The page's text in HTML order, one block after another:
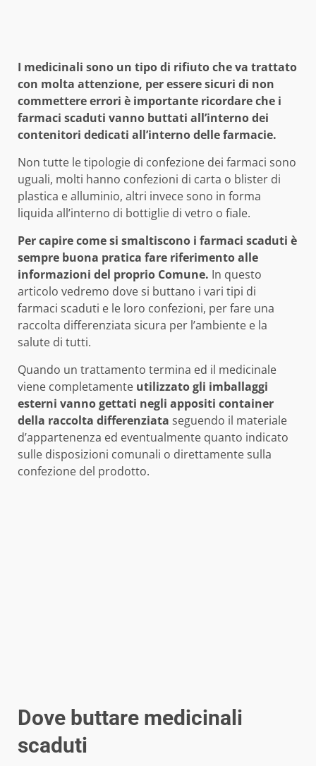
I medicinali sono un tipo di rifiuto che va trattato
con molta attenzione, per essere sicuri di non
commettere errori è importante ricordare che i
farmaci scaduti vanno buttati all’interno dei
contenitori dedicati all’interno delle farmacie.
Non tutte le tipologie di confezione dei farmaci sono
uguali, molti hanno confezioni di carta o blister di
plastica e alluminio, altri invece sono in forma
liquida all’interno di bottiglie di vetro o fiale.
Per capire come si smaltiscono i farmaci scaduti è
sempre buona pratica fare riferimento alle
informazioni del proprio Comune. In questo
articolo vedremo dove si buttano i vari tipi di
farmaci scaduti e le loro confezioni, per fare una
raccolta differenziata sicura per l’ambiente e la
salute di tutti.
Quando un trattamento termina ed il medicinale
viene completamente utilizzato gli imballaggi
esterni vanno gettati negli appositi container
della raccolta differenziata seguendo il materiale
d’appartenenza ed eventualmente quanto indicato
sulle disposizioni comunali o direttamente sulla
confezione del prodotto.
Dove buttare medicinali
scaduti